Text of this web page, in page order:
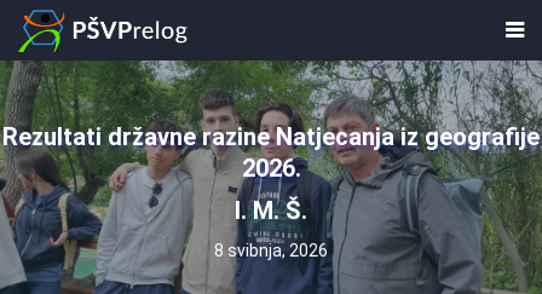
Rezultati državne razine Natjecanja iz geografije
2026.
I. M. Š.
8 svibnja, 2026